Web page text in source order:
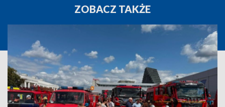
ZOBACZ TAKŻE